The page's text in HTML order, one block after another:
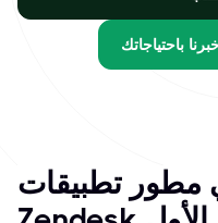
باحتياجاتك
مطور تطبيقات